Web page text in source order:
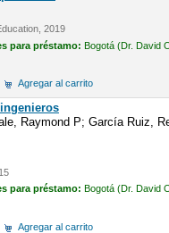
2019
para préstamo: Bogotá (Dr. David
Agregar al carrito
Raymond P; García Ruiz,
para préstamo: Bogotá (Dr. David
Agregar al carrito